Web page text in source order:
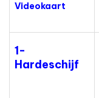
Videokaart
1-
Hardeschijf